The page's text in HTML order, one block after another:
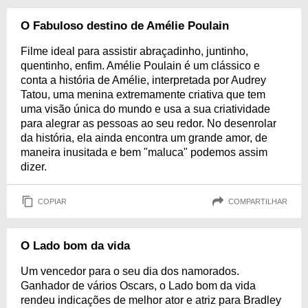
O Fabuloso destino de Amélie Poulain
Filme ideal para assistir abraçadinho, juntinho,
quentinho, enfim. Amélie Poulain é um clássico e
conta a história de Amélie, interpretada por Audrey
Tatou, uma menina extremamente criativa que tem
uma visão única do mundo e usa a sua criatividade
para alegrar as pessoas ao seu redor. No desenrolar
da história, ela ainda encontra um grande amor, de
maneira inusitada e bem "maluca" podemos assim
dizer.
COPIAR COMPARTILHAR
O Lado bom da vida
Um vencedor para o seu dia dos namorados.
Ganhador de vários Oscars, o Lado bom da vida
rendeu indicações de melhor ator e atriz para Bradley